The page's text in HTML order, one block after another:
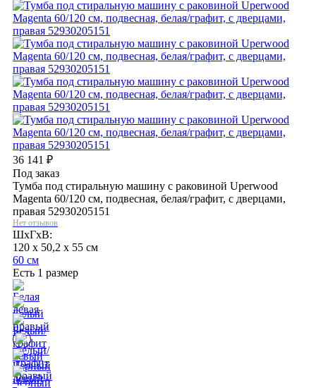
36 141 ₽
Под заказ
Тумба под стиральную машину с раковиной Uperwood
Magenta 60/120 см, подвесная, белая/графит, с дверцами,
правая 52930205151
Нет отзывов
ШхГхВ:
120 x 50,2 x 55 см
60 см
Есть 1 размер